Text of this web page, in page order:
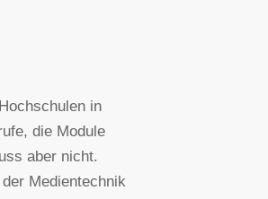
in
die Module
aber nicht.
Medientechnik